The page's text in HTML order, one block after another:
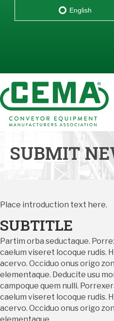
SUBMIT
Place introduction text here.
SUBTITLE
Partim orba seductaque.
caelum viseret locoque rudis.
acervo. Occiduo onus origo
elementaque. Deducite usu
campoque quem nulli.
caelum viseret locoque rudis.
acervo. Occiduo onus origo
English